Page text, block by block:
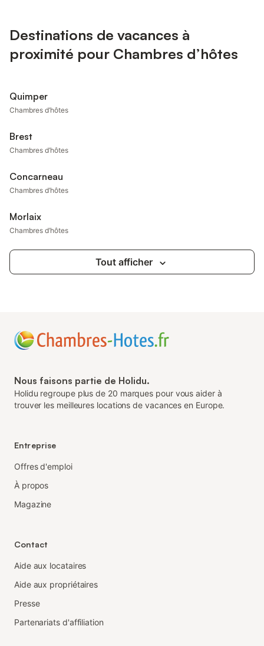
Destinations de vacances à
proximité pour Chambres d’hôtes
Quimper
Chambres d’hôtes
Brest
Chambres d’hôtes
Concarneau
Chambres d’hôtes
Morlaix
Chambres d’hôtes
Tout afficher
Nous faisons partie de Holidu.
Holidu regroupe plus de 20 marques pour vous aider à
trouver les meilleures locations de vacances en Europe.
Entreprise
Offres d'emploi
À propos
Magazine
Contact
Aide aux locataires
Aide aux propriétaires
Presse
Partenariats d'affiliation